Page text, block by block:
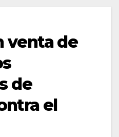
venta de
de
el